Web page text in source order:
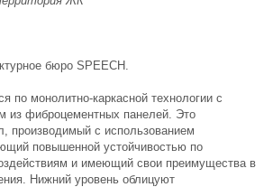
бюро SPEECH.
по монолитно-каркасной технологии c
из фиброцементных панелей. Это
производимый с использованием
повышенной устойчивостью по
и имеющий свои преимущества в
Нижний уровень облицуют